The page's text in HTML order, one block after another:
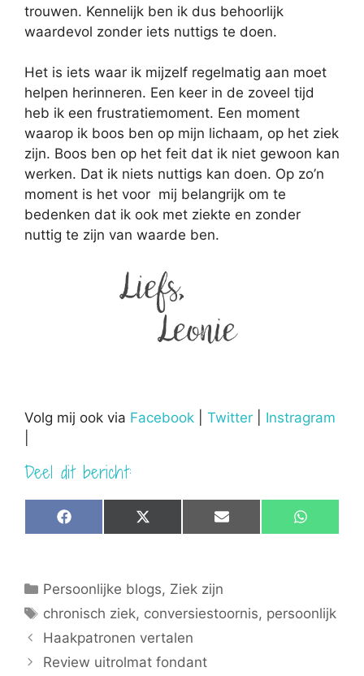
trouwen. Kennelijk ben ik dus behoorlijk
waardevol zonder iets nuttigs te doen.
Het is iets waar ik mijzelf regelmatig aan moet
helpen herinneren. Een keer in de zoveel tijd
heb ik een frustratiemoment. Een moment
waarop ik boos ben op mijn lichaam, op het ziek
zijn. Boos ben op het feit dat ik niet gewoon kan
werken. Dat ik niets nuttigs kan doen. Op zo’n
moment is het voor mij belangrijk om te
bedenken dat ik ook met ziekte en zonder
nuttig te zijn van waarde ben.
Volg mij ook via Facebook Twitter
Instragram
Deel dit bericht:
Share
on
F
a
o
k
Share
on
X
(
t
e
r
)
Share
on
E
m
Share
on
W
h
p
Categorieën
Persoonlijke blogs, Ziek zijn
Tags
chronisch ziek, conversiestoornis, persoonlijk
Haakpatronen vertalen
Review uitrolmat fondant